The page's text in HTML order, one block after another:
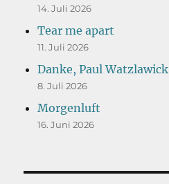
14. Juli 2026
Tear me apart
11. Juli 2026
Danke, Paul Watzlawick
8. Juli 2026
Morgenluft
16. Juni 2026